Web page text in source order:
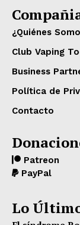
¿Quiénes
Club Vaping
Business
Política de
Contacto
Patreon
PayPal
Lo